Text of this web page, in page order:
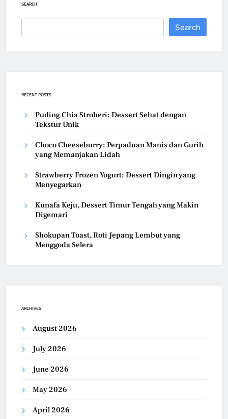
SEARCH
Search
RECENT POSTS
Puding Chia Stroberi: Dessert Sehat dengan
Tekstur Unik
Choco Cheeseburry: Perpaduan Manis dan Gurih
yang Memanjakan Lidah
Strawberry Frozen Yogurt: Dessert Dingin yang
Menyegarkan
Kunafa Keju, Dessert Timur Tengah yang Makin
Digemari
Shokupan Toast, Roti Jepang Lembut yang
Menggoda Selera
ARCHIVES
August 2026
July 2026
June 2026
May 2026
April 2026